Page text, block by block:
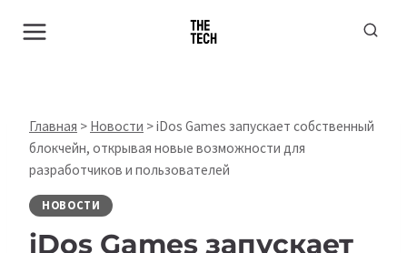
Главная > Новости >iDos Games запускает собственный
блокчейн, открывая новые возможности для
разработчиков и пользователей
НОВОСТИ
iDos Games запускает